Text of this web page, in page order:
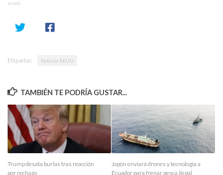
SHARE
Etiquetas: Noticias EEUU
TAMBIÉN TE PODRÍA GUSTAR...
Trump desata burlas tras reacción
por rechazo
Japón enviará drones y tecnología a
Ecuador para frenar pesca ilegal